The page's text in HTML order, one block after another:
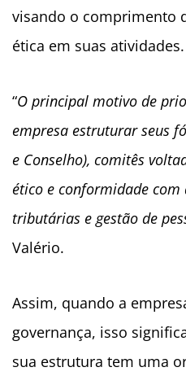
visando o comprimento
ética em suas atividades.
“O principal motivo de
empresa estruturar seus
e Conselho), comitês
ético e conformidade com
tributárias e gestão de
Valério.
Assim, quando a
governança, isso
sua estrutura tem uma